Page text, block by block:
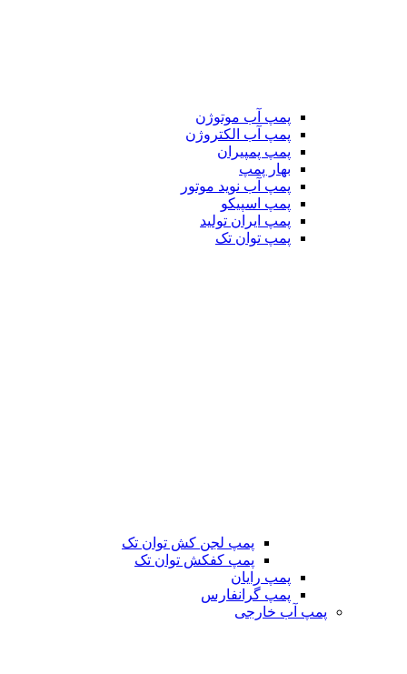
پمپ آب موتوژن
پمپ آب الکتروژن
پمپ پمپیران
بهار پمپ
پمپ آب نوید موتور
پمپ اسپیکو
پمپ ایران تولید
پمپ توان تک
پمپ لجن کش توان تک
پمپ کفکش توان تک
پمپ رایان
پمپ گرانفارس
پمپ آب خارجی